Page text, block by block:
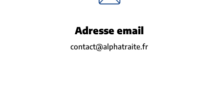
Adresse email
contact@alphatraite.fr